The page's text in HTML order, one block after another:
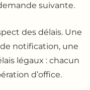
suivante.
des délais. Une
notification, une
légaux : chacun
d’office.